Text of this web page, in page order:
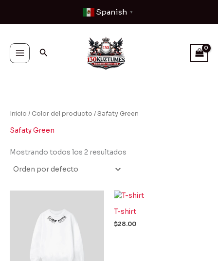
contenido
Spanish ▼
Buscar
Inicio / Color del producto / Safaty Green
Safaty Green
Mostrando todos los 2 resultados
T-shirt
$28.00